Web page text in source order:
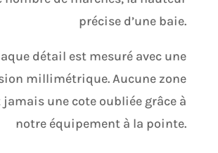
précise d’une baie.
détail est mesuré avec une
millimétrique. Aucune zone
jamais une cote oubliée grâce à
notre équipement à la pointe.